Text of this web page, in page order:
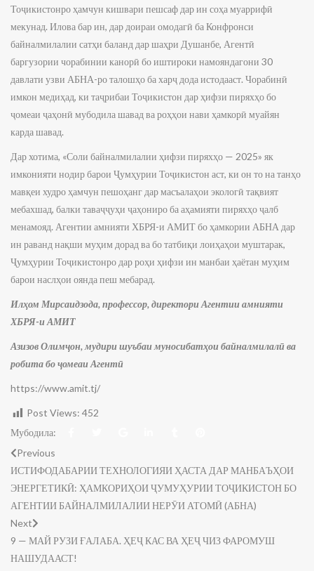
Тоҷикистонро ҳамчун кишвари пешсаф дар ин соҳа муаррифӣ
мекунад. Илова бар ин, дар доираи омодагӣ ба Конфронси
байналмилалии сатҳи баланд дар шаҳри Душанбе, Агентӣ
баргузории чорабинии канорӣ бо иштироки намояндагони 30
давлати узви АБНА-ро талошҳо ба харҷ дода истодааст. Чорабинӣ
имкон медиҳад, ки таҷрибаи Тоҷикистон дар ҳифзи пиряхҳо бо
ҷомеаи ҷаҳонӣ мубодила шавад ва роҳҳои нави ҳамкорӣ муайян
карда шавад.
Дар хотима, «Соли байналмилалии ҳифзи пиряхҳо — 2025» як
имконияти нодир барои Ҷумҳурии Тоҷикистон аст, ки он то на танҳо
мавқеи худро ҳамчун пешоҳанг дар масъалаҳои экологӣ тақвият
мебахшад, балки таваҷҷуҳи ҷаҳониро ба аҳамияти пиряхҳо ҷалб
менамояд. Агентии амнияти ХБРЯ-и АМИТ бо ҳамкории АБНА дар
ин раванд нақши муҳим дорад ва бо татбиқи лоиҳаҳои муштарак,
Ҷумҳурии Тоҷикистонро дар роҳи ҳифзи ин манбаи ҳаётан муҳим
барои наслҳои оянда пеш мебарад.
Илҳом Мирсаидзода, профессор, директори Агентии амнияти
ХБРЯ-и АМИТ
Азизов Олимҷон, мудири шуъбаи муносибатҳои байналмилалӣ ва
робита бо ҷомеаи Агентӣ
https://www.amit.tj/
Post Views: 452
Мубодила:
Previous
ИСТИФОДАБАРИИ ТЕХНОЛОГИЯИ ҲАСТА ДАР МАНБАЪҲОИ
ЭНЕРГЕТИКӢ: ҲАМКОРИҲОИ ҶУМУҲУРИИ ТОҶИКИСТОН БО
АГЕНТИИ БАЙНАЛМИЛАЛИИ НЕРӮИ АТОМӢ (АБНА)
Next
9 — МАЙ РУЗИ ҒАЛАБА. ҲЕҶ КАС ВА ҲЕҶ ЧИЗ ФАРОМУШ
НАШУДААСТ!